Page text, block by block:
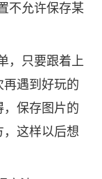
不允许保存某
，只要跟着上
遇到好玩的
保存图片的
这样以后想